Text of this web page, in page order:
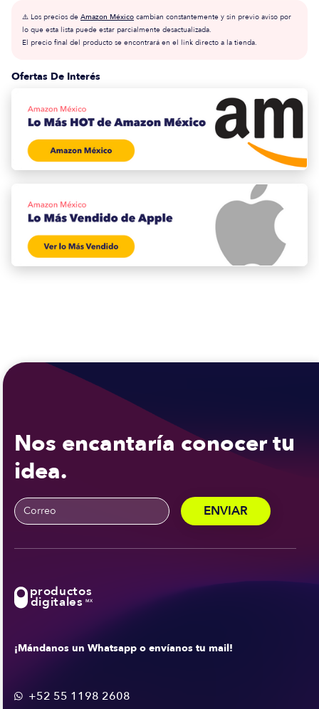
⚠️ Los precios de Amazon México cambian constantemente y sin previo aviso por
lo que esta lista puede estar parcialmente desactualizada.
El precio final del producto se encontrará en el link directo a la tienda.
Ofertas De Interés
Nos encantaría conocer tu
idea.
productos
digitales MX
¡Mándanos un Whatsapp o envíanos tu mail!
 +52 55 1198 2608